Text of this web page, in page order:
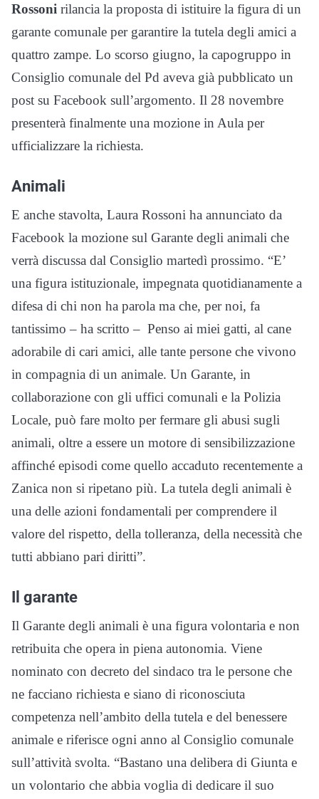
Rossoni rilancia la proposta di istituire la figura di un
garante comunale per garantire la tutela degli amici a
quattro zampe. Lo scorso giugno, la capogruppo in
Consiglio comunale del Pd aveva già pubblicato un
post su Facebook sull’argomento. Il 28 novembre
presenterà finalmente una mozione in Aula per
ufficializzare la richiesta.
Animali
E anche stavolta, Laura Rossoni ha annunciato da
Facebook la mozione sul Garante degli animali che
verrà discussa dal Consiglio martedì prossimo. “E’
una figura istituzionale, impegnata quotidianamente a
difesa di chi non ha parola ma che, per noi, fa
tantissimo – ha scritto – Penso ai miei gatti, al cane
adorabile di cari amici, alle tante persone che vivono
in compagnia di un animale. Un Garante, in
collaborazione con gli uffici comunali e la Polizia
Locale, può fare molto per fermare gli abusi sugli
animali, oltre a essere un motore di sensibilizzazione
affinché episodi come quello accaduto recentemente a
Zanica non si ripetano più. La tutela degli animali è
una delle azioni fondamentali per comprendere il
valore del rispetto, della tolleranza, della necessità che
tutti abbiano pari diritti”.
Il garante
Il Garante degli animali è una figura volontaria e non
retribuita che opera in piena autonomia. Viene
nominato con decreto del sindaco tra le persone che
ne facciano richiesta e siano di riconosciuta
competenza nell’ambito della tutela e del benessere
animale e riferisce ogni anno al Consiglio comunale
sull’attività svolta. “Bastano una delibera di Giunta e
un volontario che abbia voglia di dedicare il suo